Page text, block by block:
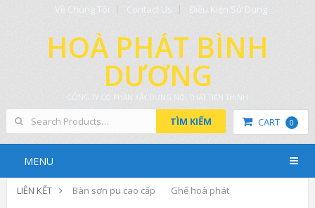
Về Chúng Tôi Contact Us Điều Kiện Sử Dụng
HOÀ PHÁT BÌNH
DƯƠNG
CÔNG TY CỔ PHẦN XÂY DỰNG NỘI THẤT TIẾN THỊNH
CART 0
TÌM KIẾM
MENU
LIÊN KẾT Bàn sơn pu cao cấp
Ghế hoà phát